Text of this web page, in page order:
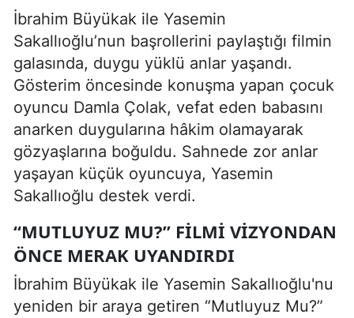
İbrahim Büyükak ile Yasemin
Sakallıoğlu’nun başrollerini paylaştığı filmin
galasında, duygu yüklü anlar yaşandı.
Gösterim öncesinde konuşma yapan çocuk
oyuncu Damla Çolak, vefat eden babasını
anarken duygularına hâkim olamayarak
gözyaşlarına boğuldu. Sahnede zor anlar
yaşayan küçük oyuncuya, Yasemin
Sakallıoğlu destek verdi.
“MUTLUYUZ MU?” FILMI VIZYONDAN
ÖNCE MERAK UYANDIRDI
İbrahim Büyükak ile Yasemin Sakallıoğlu'nu
yeniden bir araya getiren “Mutluyuz Mu?”